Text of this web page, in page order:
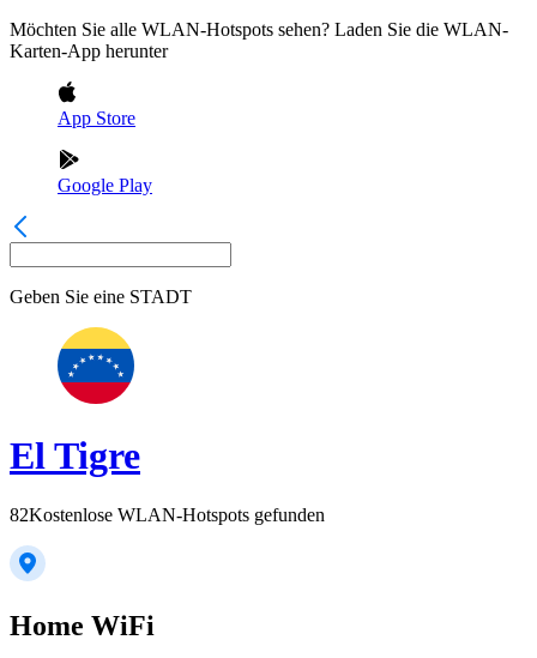
Möchten Sie alle WLAN-Hotspots sehen? Laden Sie die WLAN-
Karten-App herunter
App Store
Google Play
Geben Sie eine STADT
El Tigre
82Kostenlose WLAN-Hotspots gefunden
Home WiFi